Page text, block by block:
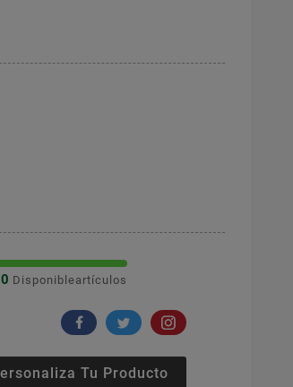
Disponibleartículos
Tu Producto